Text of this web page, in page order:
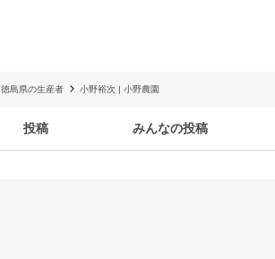
徳島県の生産者 小野裕次 | 小野農園
投稿 みんなの投稿